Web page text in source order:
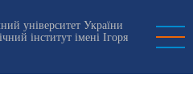
університет України
інститут імені Ігоря